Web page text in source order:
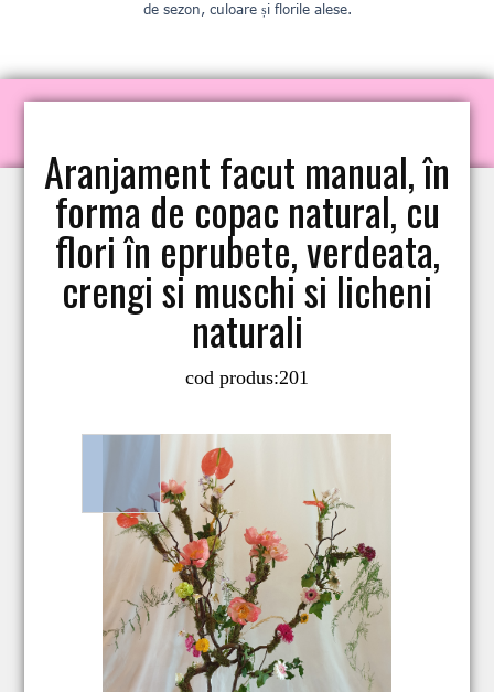
de sezon, culoare și florile alese.
Aranjament facut manual, în
forma de copac natural, cu
flori în eprubete, verdeata,
crengi si muschi si licheni
naturali
cod produs:201